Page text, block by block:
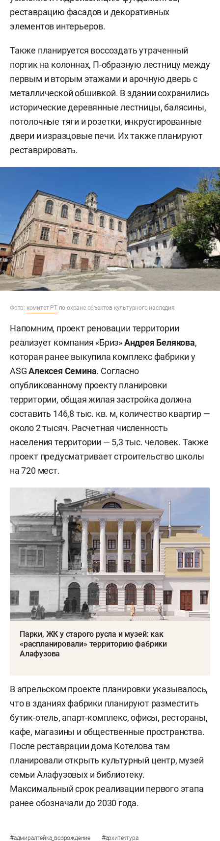
реставрацию фасадов и декоративных
элементов интерьеров.
Также планируется воссоздать утраченный
портик на колоннах, П-образную лестницу между
первым и вторым этажами и арочную дверь с
металлической обшивкой. В здании сохранились
исторические деревянные лестницы, балясины,
потолочные тяги и розетки, инкрустированные
двери и изразцовые печи. Их также планируют
реставрировать.
Фото: комитет РТпо охране объектов культурного наследия
Напомним, проект реновации территории
реализует компания «Бриз»Андрея Белякова,
которая ранее выкупила комплекс фабрики у
ASGАлексея Семина. Согласно
опубликованному проекту планировки
территории, общая жилая застройка должна
составить 146,8 тыс. кв. м, количество квартир —
около 2 тысяч. Расчетная численность
населения территории — 5,3 тыс. человек. Также
проект предусматривает строительство школы
на 720 мест.
Парки, ЖК у старого русла и музей: как
«распланировали» территорию фабрики
Алафузова
В апрельском проекте планировки указывалось,
что в зданиях фабрики планируют разместить
бутик-отель, апарт-комплекс, офисы, рестораны,
кафе, магазины и общественные пространства.
После реставрации дома Котелова там
планировали открыть культурный центр, музей
семьи Алафузовых и библиотеку.
Максимальный срок реализации первого этапа
ранее обозначали до 2030 года.
#адмиралтейка_возрождение #архитектура